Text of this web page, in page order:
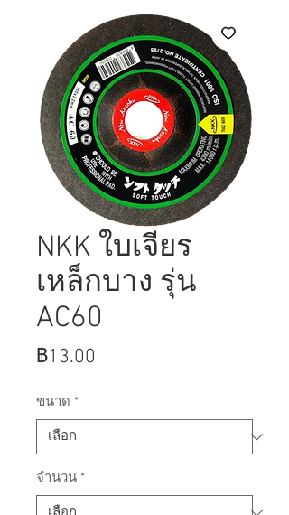
NKK ใบเจียร
เหล็กบาง รุ่น
AC60
฿13.00
ขนาด *
จำนวน *